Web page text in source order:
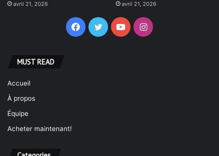
avril 21, 2026 avril 21, 2026
Facebook
TwitterYouTubeInstagram
MUST READ
Accueil
À propos
Équipe
Acheter maintenant!